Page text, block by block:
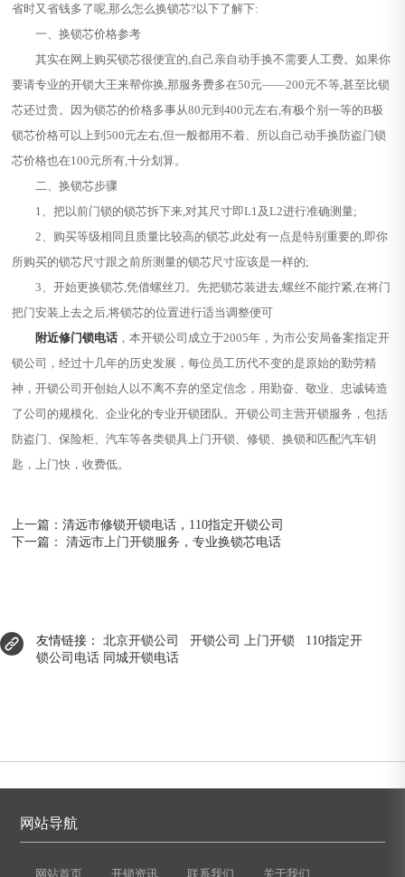
省时又省钱多了呢,那么怎么换锁芯?以下了解下:
一、换锁芯价格参考
其实在网上购买锁芯很便宜的,自己亲自动手换不需要人工费。如果你
要请专业的开锁大王来帮你换,那服务费多在50元——200元不等,甚至比锁
芯还过贵。因为锁芯的价格多事从80元到400元左右,有极个别一等的B极
锁芯价格可以上到500元左右,但一般都用不着、所以自己动手换防盗门锁
芯价格也在100元所有,十分划算。
二、换锁芯步骤
1、把以前门锁的锁芯拆下来,对其尺寸即L1及L2进行准确测量;
2、购买等级相同且质量比较高的锁芯,此处有一点是特别重要的,即你
所购买的锁芯尺寸跟之前所测量的锁芯尺寸应该是一样的;
3、开始更换锁芯,凭借螺丝刀。先把锁芯装进去,螺丝不能拧紧,在将门
把门安装上去之后,将锁芯的位置进行适当调整便可
附近修门锁电话 ，本开锁公司成立于2005年，为市公安局备案指定开
锁公司，经过十几年的历史发展，每位员工历代不变的是原始的勤劳精
神，开锁公司开创始人以不离不弃的坚定信念，用勤奋、敬业、忠诚铸造
了公司的规模化、企业化的专业开锁团队。开锁公司主营开锁服务，包括
防盗门、保险柜、汽车等各类锁具上门开锁、修锁、换锁和匹配汽车钥
匙，上门快，收费低。
上一篇：清远市修锁开锁电话，110指定开锁公司
下一篇：清远市上门开锁服务，专业换锁芯电话
友情链接：北京开锁公司 开锁公司 上门开锁
110指定开
锁公司电话 同城开锁电话
网站导航
网站首页 开锁资讯 联系我们 关于我们